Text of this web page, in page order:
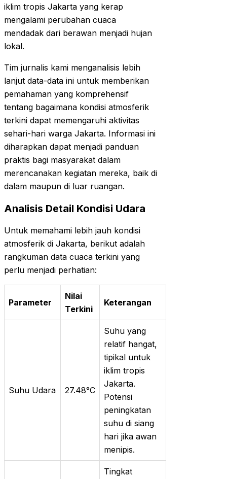
iklim tropis Jakarta yang kerap
mengalami perubahan cuaca
mendadak dari berawan menjadi hujan
lokal.
Tim jurnalis kami menganalisis lebih
lanjut data-data ini untuk memberikan
pemahaman yang komprehensif
tentang bagaimana kondisi atmosferik
terkini dapat memengaruhi aktivitas
sehari-hari warga Jakarta. Informasi ini
diharapkan dapat menjadi panduan
praktis bagi masyarakat dalam
merencanakan kegiatan mereka, baik di
dalam maupun di luar ruangan.
Analisis Detail Kondisi Udara
Untuk memahami lebih jauh kondisi
atmosferik di Jakarta, berikut adalah
rangkuman data cuaca terkini yang
perlu menjadi perhatian:
Parameter
Nilai
Terkini
Keterangan
Suhu Udara 27.48°C
Suhu yang
relatif hangat,
tipikal untuk
iklim tropis
Jakarta.
Potensi
peningkatan
suhu di siang
hari jika awan
menipis.
Tingkat